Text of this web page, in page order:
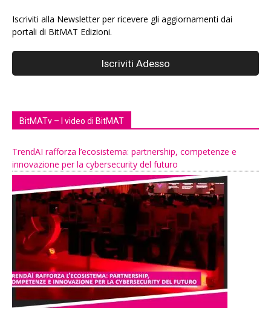
Iscriviti alla Newsletter per ricevere gli aggiornamenti dai
portali di BitMAT Edizioni.
BitMATv – I video di BitMAT
TrendAI rafforza l’ecosistema: partnership, competenze e
innovazione per la cybersecurity del futuro